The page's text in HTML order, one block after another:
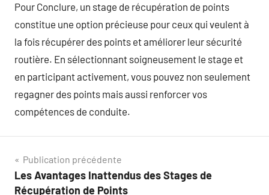
Pour Conclure, un stage de récupération de points
constitue une option précieuse pour ceux qui veulent à
la fois récupérer des points et améliorer leur sécurité
routière. En sélectionnant soigneusement le stage et
en participant activement, vous pouvez non seulement
regagner des points mais aussi renforcer vos
compétences de conduite.
Navigation
de
Publication précédente
Les Avantages Inattendus des Stages de
Récupération de Points